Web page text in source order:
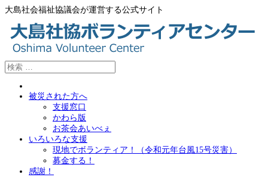
大島社会福祉協議会が運営する公式サイト
被災された方へ
支援窓口
かわら版
お茶会あいべぇ
いろいろな支援
現地でボランティア！（令和元年台風15号災害）
募金する！
感謝！